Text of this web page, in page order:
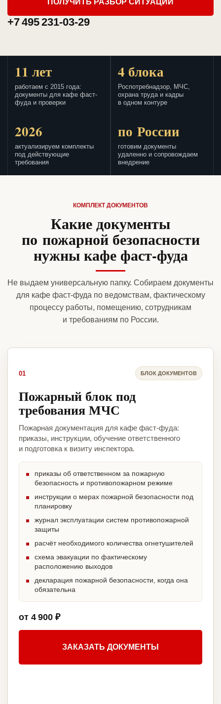
+7 495 231-03-29
11 лет
работаем с 2015 года:
документы для кафе фаст-
фуда и проверки
4 блока
Роспотребнадзор, МЧС,
охрана труда и кадры
в одном контуре
2026
актуализируем комплекты
под действующие
требования
по России
готовим документы
удаленно и сопровождаем
внедрение
КОМПЛЕКТ ДОКУМЕНТОВ
Какие документы
по пожарной безопасности
нужны кафе фаст-фуда
Не выдаем универсальную папку. Собираем документы
для кафе фаст-фуда по ведомствам, фактическому
процессу работы, помещению, сотрудникам
и требованиям по России.
01 БЛОК ДОКУМЕНТОВ
Пожарный блок под
требования МЧС
Пожарная документация для кафе фаст-фуда:
приказы, инструкции, обучение ответственного
и подготовка к визиту инспектора.
приказы об ответственном за пожарную
безопасность и противопожарном режиме
инструкции о мерах пожарной безопасности под
планировку
журнал эксплуатации систем противопожарной
защиты
расчёт необходимого количества огнетушителей
схема эвакуации по фактическому
расположению выходов
декларация пожарной безопасности, когда она
обязательна
от 4 900 ₽
ЗАКАЗАТЬ ДОКУМЕНТЫ